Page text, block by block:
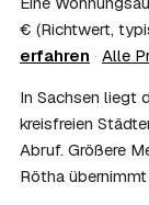
Nicht
sein, etwa
vorab zu
10
Bekomme
Ja. Auf
€ (Richtwert,
erfahren · Alle
In Sachsen liegt
kreisfreien
Abruf. Größere
Rötha